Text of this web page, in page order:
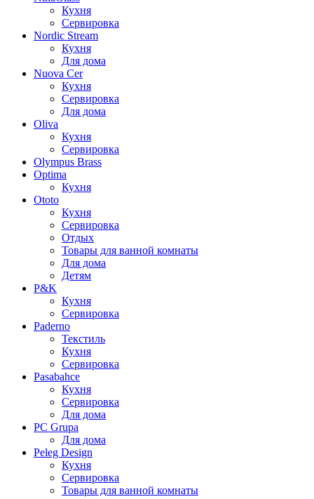
Кухня
Сервировка
Nordic Stream
Кухня
Для дома
Nuova Cer
Кухня
Сервировка
Для дома
Oliva
Кухня
Сервировка
Olympus Brass
Optima
Кухня
Ototo
Кухня
Сервировка
Отдых
Товары для ванной комнаты
Для дома
Детям
P&K
Кухня
Сервировка
Paderno
Текстиль
Кухня
Сервировка
Pasabahce
Кухня
Сервировка
Для дома
PC Grupa
Для дома
Peleg Design
Кухня
Сервировка
Товары для ванной комнаты